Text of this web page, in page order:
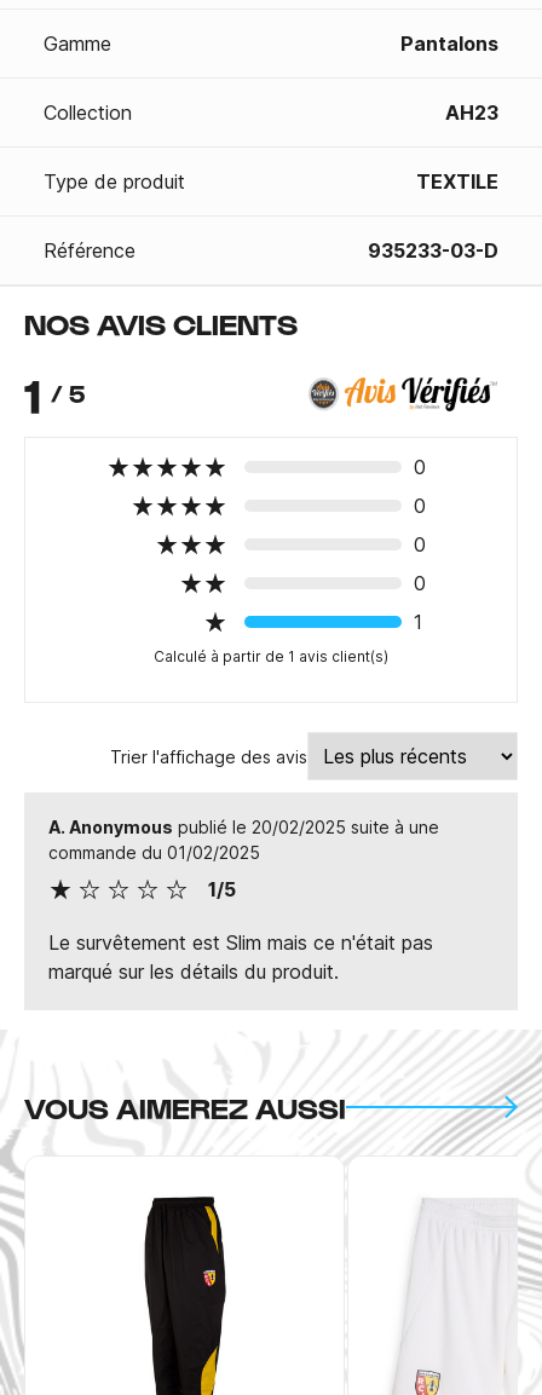
Gamme Pantalons
Collection AH23
Type de produit TEXTILE
Référence 935233-03-D
NOS AVIS CLIENTS
1 / 5
0
0
0
0
1
Calculé à partir de 1 avis client(s)
Trier l'affichage des avis
A. Anonymous publié le 20/02/2025 suite à une
commande du 01/02/2025
1/5
Le survêtement est Slim mais ce n'était pas
marqué sur les détails du produit.
VOUS AIMEREZ AUSSI